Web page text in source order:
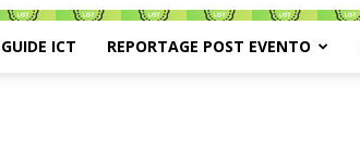
GUIDE ICT REPORTAGE POST EVENTO